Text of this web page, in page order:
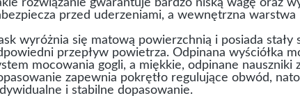
rozwiązanie gwarantuje bardzo niską wagę oraz
przed uderzeniami, a wewnętrzna warstwa
wyróżnia się matową powierzchnią i posiada
przepływ powietrza. Odpinana wyściółka
mocowania gogli, a miękkie, odpinane
zapewnia pokrętło regulujące obwód,
i stabilne dopasowanie.